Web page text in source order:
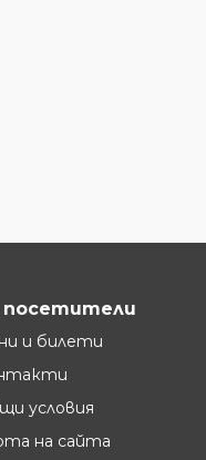
посетители
и билети
условия
на сайта